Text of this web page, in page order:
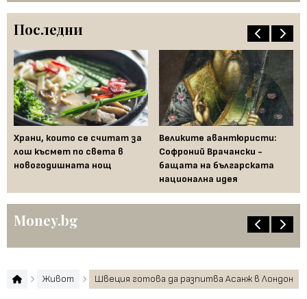
Последни
Храни, които се считат за
лош късмет по света в
новогодишната нощ
Великите авантюристи:
Софроний Врачански -
бащата на българската
национална идея
Money.bg
Живот Швеция готова да разпитва Асанж в Лондон